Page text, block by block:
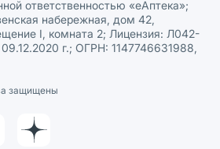
ответственностью «еАптека»;
набережная, дом 42,
I, комната 2; Лицензия: Л042-
г.; ОГРН: 1147746631988,
защищены